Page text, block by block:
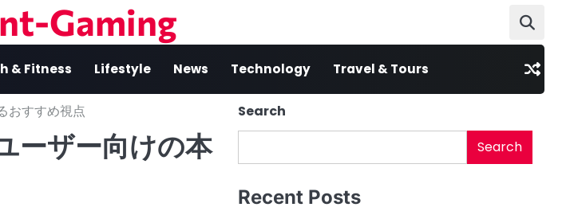
Gaming
& Fitness Lifestyle News Technology Travel & Tours
おすすめ視点
ーザー向けの本
Search
Search
Recent Posts